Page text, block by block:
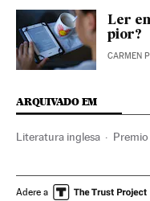
Ler
pior?
CARMEN
ARQUIVADO EM
Literatura inglesa
Literatura Cultura
Adere a